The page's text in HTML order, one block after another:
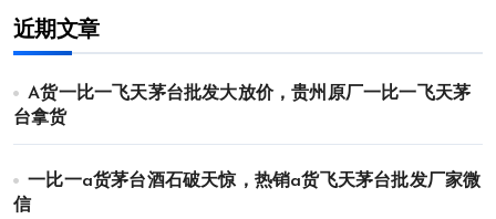
近期文章
A货一比一飞天茅台批发大放价，贵州原厂一比一飞天茅
台拿货
一比一a货茅台酒石破天惊，热销a货飞天茅台批发厂家微
信